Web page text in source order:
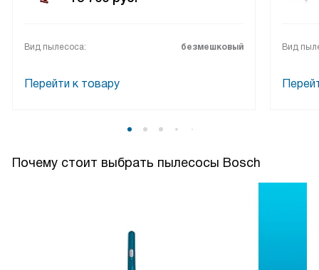
Вид пылесоса: безмешковый
Перейти к товару
Вид
Почему стоит выбрать пылесосы Bosch